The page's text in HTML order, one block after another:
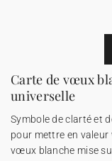
Carte de vœux
universelle
Symbole de clarté et
pour mettre en valeur
vœux blanche mise